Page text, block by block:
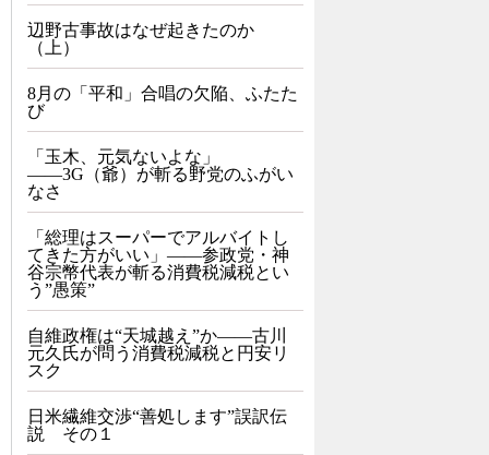
辺野古事故はなぜ起きたのか
（上）
8月の「平和」合唱の欠陥、ふたた
び
「玉木、元気ないよな」
――3G（爺）が斬る野党のふがい
なさ
「総理はスーパーでアルバイトし
てきた方がいい」――参政党・神
谷宗幣代表が斬る消費税減税とい
う”愚策”
自維政権は“天城越え”か――古川
元久氏が問う消費税減税と円安リ
スク
日米繊維交渉“善処します”誤訳伝
説 その１